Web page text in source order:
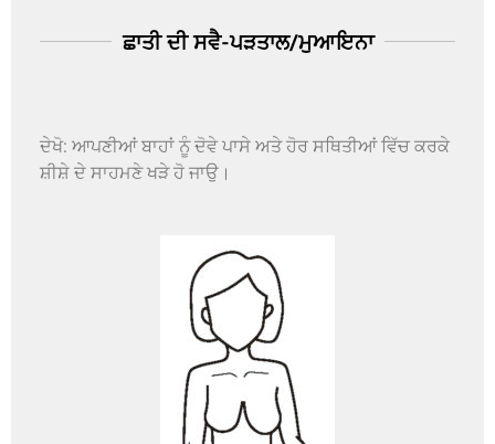
ਛਾਤੀ ਦੀ ਸਵੈ-ਪੜਤਾਲ/ਮੁਆਇਨਾ
ਦੇਖੋ: ਆਪਣੀਆਂ ਬਾਹਾਂ ਨੂੰ ਦੋਵੇ ਪਾਸੇ ਅਤੇ ਹੋਰ ਸਥਿਤੀਆਂ ਵਿੱਚ ਕਰਕੇ
ਸ਼ੀਸ਼ੇ ਦੇ ਸਾਹਮਣੇ ਖੜੇ ਹੋ ਜਾਉ।